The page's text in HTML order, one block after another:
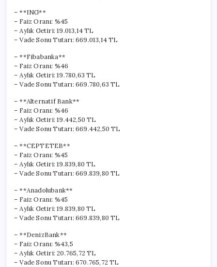
– **ING**
– Faiz Oranı: %45
– Aylık Getiri: 19.013,14 TL
– Vade Sonu Tutarı: 669.013,14 TL
– **Fibabanka**
– Faiz Oranı: %46
– Aylık Getiri: 19.780,63 TL
– Vade Sonu Tutarı: 669.780,63 TL
– **Alternatif Bank**
– Faiz Oranı: %46
– Aylık Getiri: 19.442,50 TL
– Vade Sonu Tutarı: 669.442,50 TL
– **CEPTETEB**
– Faiz Oranı: %45
– Aylık Getiri: 19.839,80 TL
– Vade Sonu Tutarı: 669.839,80 TL
– **Anadolubank**
– Faiz Oranı: %45
– Aylık Getiri: 19.839,80 TL
– Vade Sonu Tutarı: 669.839,80 TL
– **DenizBank**
– Faiz Oranı: %43,5
– Aylık Getiri: 20.765,72 TL
– Vade Sonu Tutarı: 670.765,72 TL